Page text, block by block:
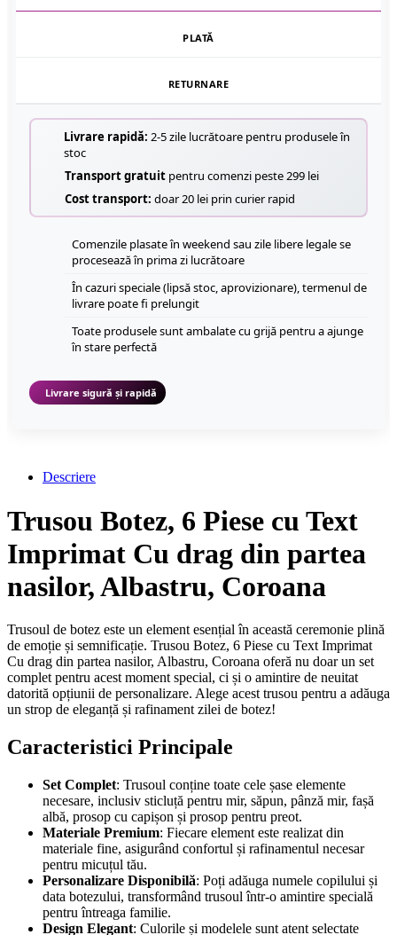
PLATĂ
RETURNARE
Livrare rapidă: 2-5 zile lucrătoare pentru produsele în
stoc
Transport gratuit pentru comenzi peste 299 lei
Cost transport: doar 20 lei prin curier rapid
Comenzile plasate în weekend sau zile libere legale se
procesează în prima zi lucrătoare
În cazuri speciale (lipsă stoc, aprovizionare), termenul de
livrare poate fi prelungit
Toate produsele sunt ambalate cu grijă pentru a ajunge
în stare perfectă
Livrare sigură și rapidă
Descriere
Trusou Botez, 6 Piese cu Text
Imprimat Cu drag din partea
nasilor, Albastru, Coroana
Trusoul de botez este un element esențial în această ceremonie plină
de emoție și semnificație. Trusou Botez, 6 Piese cu Text Imprimat
Cu drag din partea nasilor, Albastru, Coroana oferă nu doar un set
complet pentru acest moment special, ci și o amintire de neuitat
datorită opțiunii de personalizare. Alege acest trusou pentru a adăuga
un strop de eleganță și rafinament zilei de botez!
Caracteristici Principale
Set Complet: Trusoul conține toate cele șase elemente
necesare, inclusiv sticluță pentru mir, săpun, pânză mir, fașă
albă, prosop cu capișon și prosop pentru preot.
Materiale Premium: Fiecare element este realizat din
materiale fine, asigurând confortul și rafinamentul necesar
pentru micuțul tău.
Personalizare Disponibilă: Poți adăuga numele copilului și
data botezului, transformând trusoul într-o amintire specială
pentru întreaga familie.
Design Elegant: Culorile și modelele sunt atent selectate